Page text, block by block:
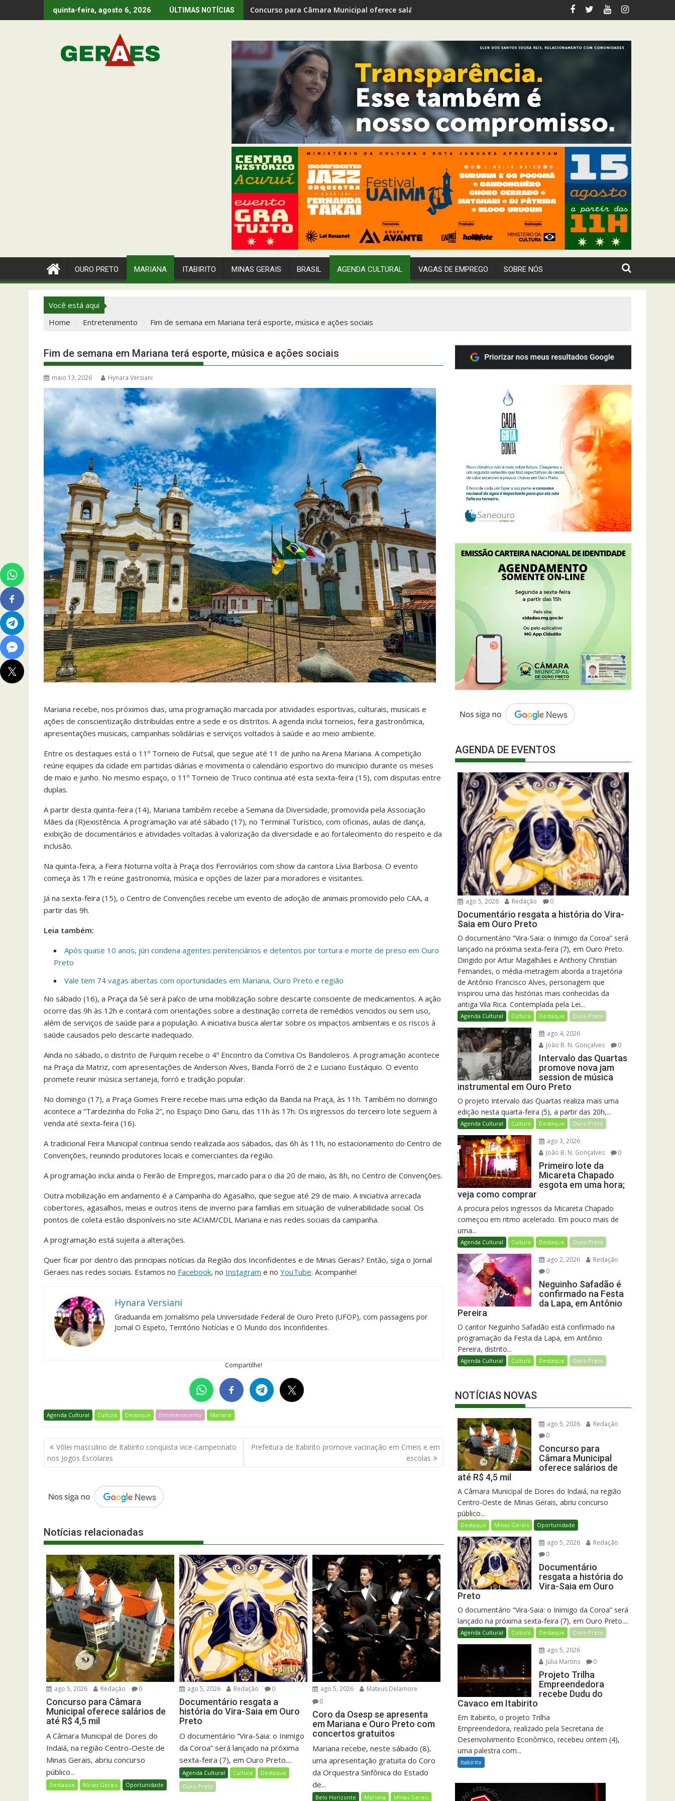
to
quinta-feira, agosto 6, 2026 ÚLTIMAS NOTÍCIAS Concurso para Câmara Municipal oferece salários de até R$ 4,5 mil
OURO PRETO MARIANA ITABIRITO MINAS GERAIS BRASIL AGENDA CULTURAL VAGAS DE EMPREGO SOBRE NÓS
Você está aqui
Home
Entretenimento Fim de semana em Mariana terá esporte, música e ações sociais
Fim de semana em Mariana terá esporte, música e ações sociais
maio 13, 2026 Hynara Versiani
Mariana recebe, nos próximos dias, uma programação marcada por atividades esportivas, culturais, musicais e
ações de conscientização distribuídas entre a sede e os distritos. A agenda inclui torneios, feira gastronômica,
apresentações musicais, campanhas solidárias e serviços voltados à saúde e ao meio ambiente.
Entre os destaques está o 11º Torneio de Futsal, que segue até 11 de junho na Arena Mariana. A competição
reúne equipes da cidade em partidas diárias e movimenta o calendário esportivo do município durante os meses
de maio e junho. No mesmo espaço, o 11º Torneio de Truco continua até esta sexta-feira (15), com disputas entre
duplas.
A partir desta quinta-feira (14), Mariana também recebe a Semana da Diversidade, promovida pela Associação
Mães da (R)existência. A programação vai até sábado (17), no Terminal Turístico, com oficinas, aulas de dança,
exibição de documentários e atividades voltadas à valorização da diversidade e ao fortalecimento do respeito e da
inclusão.
Na quinta-feira, a Feira Noturna volta à Praça dos Ferroviários com show da cantora Lívia Barbosa. O evento
começa às 17h e reúne gastronomia, música e opções de lazer para moradores e visitantes.
Já na sexta-feira (15), o Centro de Convenções recebe um evento de adoção de animais promovido pelo CAA, a
partir das 9h.
Leia também:
Após quase 10 anos, júri condena agentes penitenciários e detentos por tortura e morte de preso em Ouro
Preto
Vale tem 74 vagas abertas com oportunidades em Mariana, Ouro Preto e região
No sábado (16), a Praça da Sé será palco de uma mobilização sobre descarte consciente de medicamentos. A ação
ocorre das 9h às 12h e contará com orientações sobre a destinação correta de remédios vencidos ou sem uso,
além de serviços de saúde para a população. A iniciativa busca alertar sobre os impactos ambientais e os riscos à
saúde causados pelo descarte inadequado.
Ainda no sábado, o distrito de Furquim recebe o 4º Encontro da Comitiva Os Bandoleiros. A programação acontece
na Praça da Matriz, com apresentações de Anderson Alves, Banda Forró de 2 e Luciano Eustáquio. O evento
promete reunir música sertaneja, forró e tradição popular.
No domingo (17), a Praça Gomes Freire recebe mais uma edição da Banda na Praça, às 11h. Também no domingo
acontece a “Tardezinha do Folia 2”, no Espaço Dino Garu, das 11h às 17h. Os ingressos do terceiro lote seguem à
venda até sexta-feira (16).
A tradicional Feira Municipal continua sendo realizada aos sábados, das 6h às 11h, no estacionamento do Centro de
Convenções, reunindo produtores locais e comerciantes da região.
A programação inclui ainda o Feirão de Empregos, marcado para o dia 20 de maio, às 8h, no Centro de Convenções.
Outra mobilização em andamento é a Campanha do Agasalho, que segue até 29 de maio. A iniciativa arrecada
cobertores, agasalhos, meias e outros itens de inverno para famílias em situação de vulnerabilidade social. Os
pontos de coleta estão disponíveis no site ACIAM/CDL Mariana e nas redes sociais da campanha.
A programação está sujeita a alterações.
Quer ficar por dentro das principais notícias da Região dos Inconfidentes e de Minas Gerais? Então, siga o Jornal
Geraes nas redes sociais. Estamos no Facebook, no Instagram e no YouTube. Acompanhe!
Hynara Versiani
Graduanda em Jornalismo pela Universidade Federal de Ouro Preto (UFOP), com passagens por
Jornal O Espeto, Território Notícias e O Mundo dos Inconfidentes.
Compartilhe!
Agenda Cultural Cultura Destaque Entretenimento Mariana
Navegação
de
Post
Vôlei masculino de Itabirito conquista vice-campeonato
nos Jogos Escolares
Prefeitura de Itabirito promove vacinação em Cmeis e em
escolas
Notícias relacionadas
ago 5, 2026 Redação 0
Concurso para Câmara
Municipal oferece salários de
até R$ 4,5 mil
A Câmara Municipal de Dores do
Indaiá, na região Centro-Oeste de
Minas Gerais, abriu concurso
público...
Destaque Minas Gerais Oportunidade
ago 5, 2026 Redação 0
Documentário resgata a
história do Vira-Saia em Ouro
Preto
O documentário “Vira-Saia: o Inimigo
da Coroa” será lançado na próxima
sexta-feira (7), em Ouro Preto....
Agenda Cultural Cultura
Destaque
Ouro Preto
ago 5, 2026
Mateus Delamore
0
Coro da Osesp se apresenta
em Mariana e Ouro Preto com
concertos gratuitos
Mariana recebe, neste sábado (8),
uma apresentação gratuita do Coro
da Orquestra Sinfônica do Estado
de...
Belo Horizonte Mariana Minas Gerais
AGENDA DE EVENTOS
ago 5, 2026 Redação 0
Documentário resgata a história do Vira-
Saia em Ouro Preto
O documentário “Vira-Saia: o Inimigo da Coroa” será
lançado na próxima sexta-feira (7), em Ouro Preto.
Dirigido por Artur Magalhães e Anthony Christian
Fernandes, o média-metragem aborda a trajetória
de Antônio Francisco Alves, personagem que
inspirou uma das histórias mais conhecidas da
antiga Vila Rica. Contemplada pela Lei...
Agenda Cultural Cultura Destaque Ouro Preto
ago 4, 2026
João B. N. Gonçalves
0
Intervalo das Quartas
promove nova jam
session de música
instrumental em Ouro Preto
O projeto Intervalo das Quartas realiza mais uma
edição nesta quarta-feira (5), a partir das 20h,...
Agenda Cultural Cultura Destaque Ouro Preto
ago 3, 2026
João B. N. Gonçalves
0
Primeiro lote da
Micareta Chapado
esgota em uma hora;
veja como comprar
A procura pelos ingressos da Micareta Chapado
começou em ritmo acelerado. Em pouco mais de
uma...
Agenda Cultural Cultura Destaque Ouro Preto
ago 2, 2026
Redação
0
Neguinho Safadão é
confirmado na Festa
da Lapa, em Antônio
Pereira
O cantor Neguinho Safadão está confirmado na
programação da Festa da Lapa, em Antônio
Pereira, distrito...
Agenda Cultural Cultura Destaque Ouro Preto
NOTÍCIAS NOVAS
ago 5, 2026
Redação
0
Concurso para
Câmara Municipal
oferece salários de
até R$ 4,5 mil
A Câmara Municipal de Dores do Indaiá, na região
Centro-Oeste de Minas Gerais, abriu concurso
público...
Destaque Minas Gerais Oportunidade
ago 5, 2026
Redação
0
Documentário
resgata a história do
Vira-Saia em Ouro
Preto
O documentário “Vira-Saia: o Inimigo da Coroa” será
lançado na próxima sexta-feira (7), em Ouro Preto....
Agenda Cultural Cultura Destaque Ouro Preto
ago 5, 2026
Júlia Martins
0
Projeto Trilha
Empreendedora
recebe Dudu do
Cavaco em Itabirito
Em Itabirito, o projeto Trilha
Empreendedora, realizado pela Secretaria de
Desenvolvimento Econômico, recebeu ontem (4),
uma palestra com...
Itabirito